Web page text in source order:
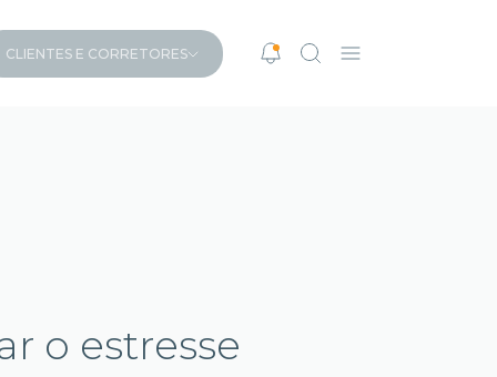
CLIENTES E CORRETORES
o estresse